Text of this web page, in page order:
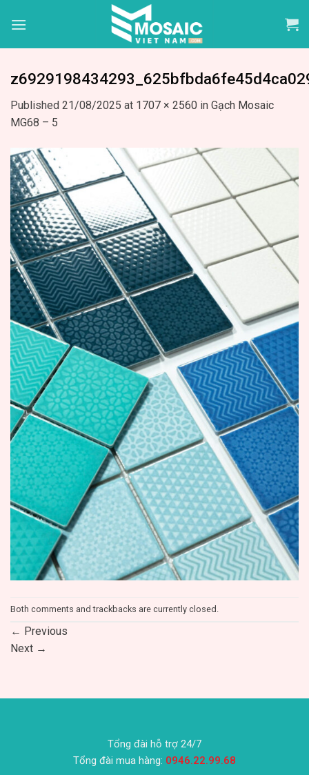
Published 21/08/2025 at 1707 × 2560 in Gạch Mosaic
MG68 – 5
Both comments and trackbacks are currently closed.
← Previous
Next →
Tổng đài hỗ trợ 24/7
Tổng đài mua hàng: 0946.22.99.68